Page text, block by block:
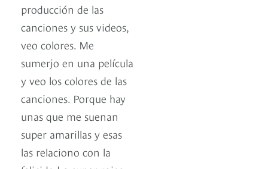
producción de las
canciones y sus videos,
veo colores. Me
sumerjo en una película
y veo los colores de las
canciones. Porque hay
unas que me suenan
super amarillas y esas
las relaciono con la